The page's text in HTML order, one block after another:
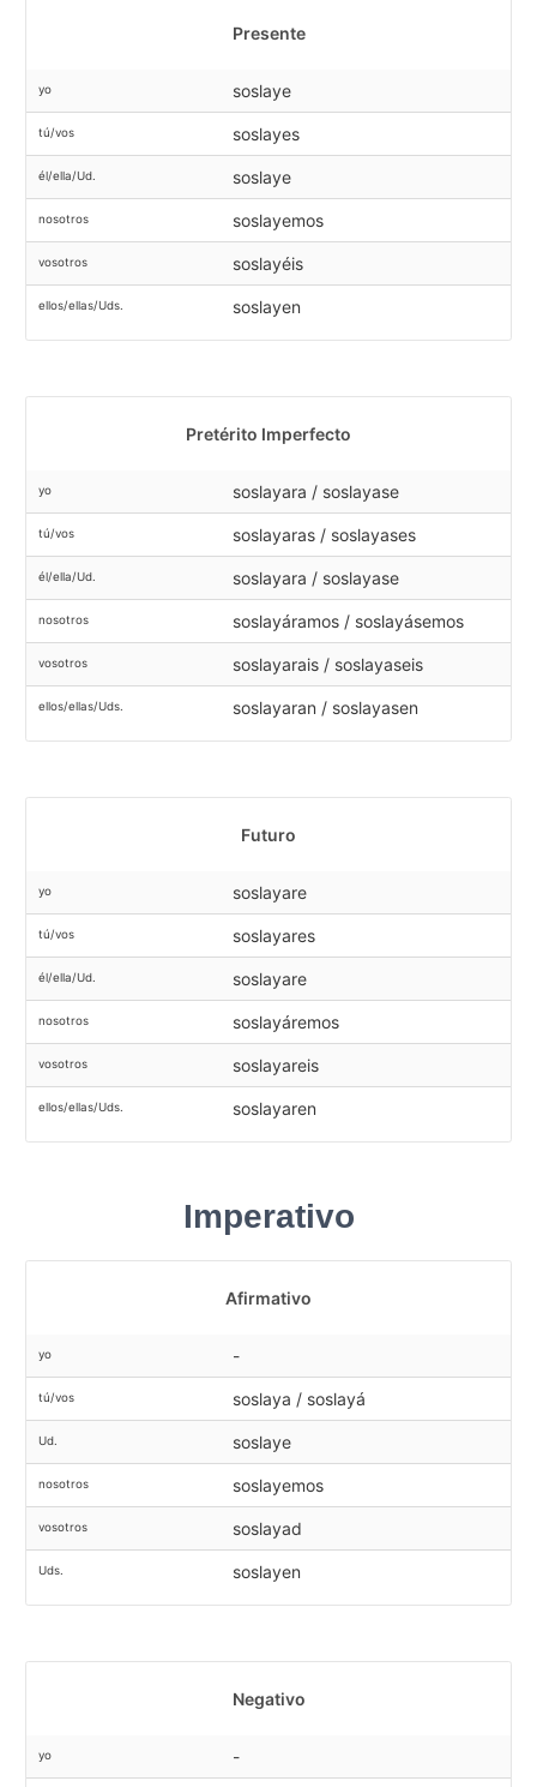
Presente
yo soslaye
tú/vos soslayes
él/ella/Ud. soslaye
nosotros soslayemos
vosotros soslayéis
ellos/ellas/Uds. soslayen
Pretérito Imperfecto
yo soslayara / soslayase
tú/vos soslayaras / soslayases
él/ella/Ud. soslayara / soslayase
nosotros soslayáramos / soslayásemos
vosotros soslayarais / soslayaseis
ellos/ellas/Uds. soslayaran / soslayasen
Futuro
yo soslayare
tú/vos soslayares
él/ella/Ud. soslayare
nosotros soslayáremos
vosotros soslayareis
ellos/ellas/Uds. soslayaren
Imperativo
Afirmativo
yo -
tú/vos soslaya / soslayá
Ud. soslaye
nosotros soslayemos
vosotros soslayad
Uds. soslayen
Negativo
yo -